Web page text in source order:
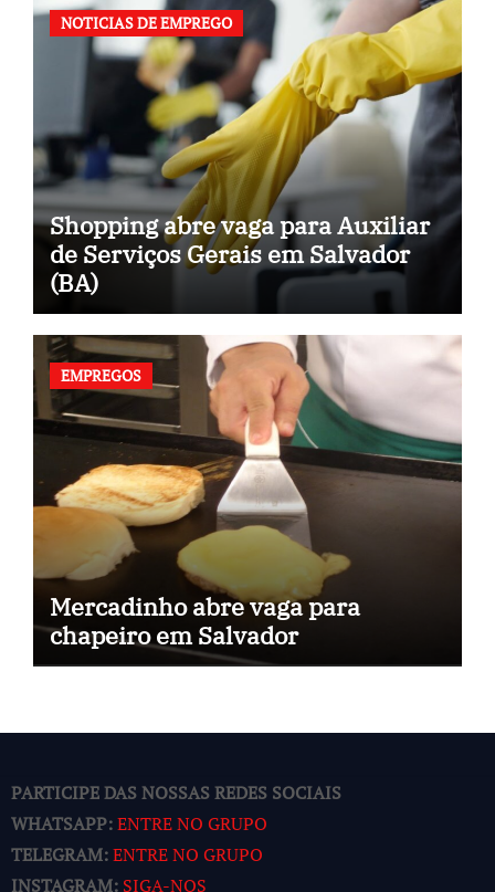
NOTICIAS DE EMPREGO
Shopping abre vaga para Auxiliar
de Serviços Gerais em Salvador
(BA)
EMPREGOS
Mercadinho abre vaga para
chapeiro em Salvador
PARTICIPE DAS NOSSAS REDES SOCIAIS
WHATSAPP:ENTRE NO GRUPO
TELEGRAM:ENTRE NO GRUPO
INSTAGRAM: SIGA-NOS